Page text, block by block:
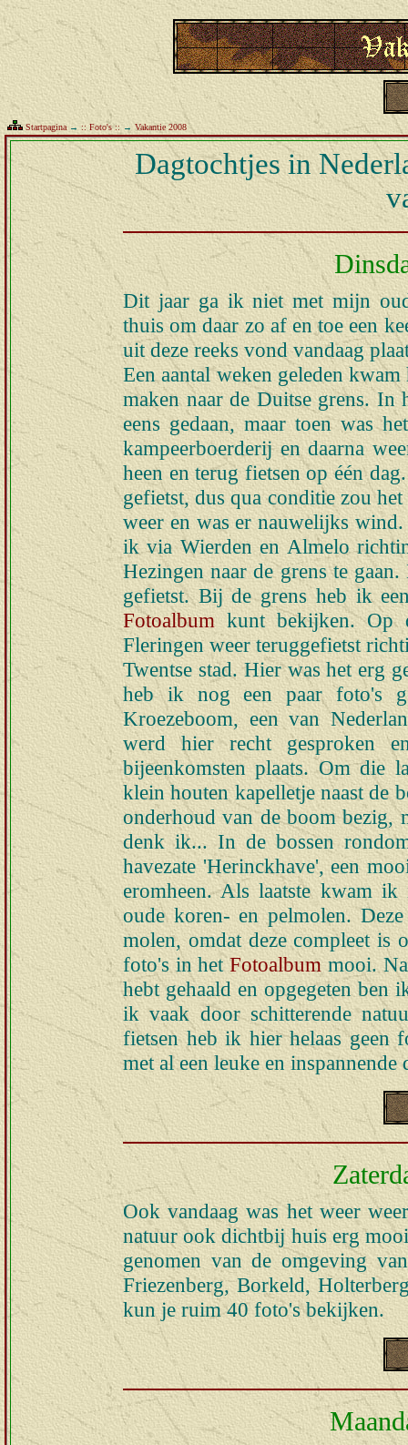
Startpagina → :: Foto's :: → Vakantie 2008
Dagtochtjes in
Dit jaar ga ik niet met mijn
thuis om daar zo af en toe een
uit deze reeks vond vandaag
Een aantal weken geleden
maken naar de Duitse grens. In
eens gedaan, maar toen was
kampeerboerderij en daarna
heen en terug fietsen op één
gefietst, dus qua conditie zou
weer en was er nauwelijks
ik via Wierden en Almelo
Hezingen naar de grens te
gefietst. Bij de grens heb ik
Fotoalbumkunt bekijken. Op
Fleringen weer teruggefietst
Twentse stad. Hier was het erg
heb ik nog een paar foto's
Kroezeboom, een van
werd hier recht gesproken
bijeenkomsten plaats. Om die
klein houten kapelletje naast de
onderhoud van de boom bezig,
denk ik... In de bossen
havezate 'Herinckhave', een
eromheen. Als laatste kwam
oude koren- en pelmolen.
molen, omdat deze compleet
foto's in hetFotoalbummooi. Na
hebt gehaald en opgegeten ben
ik vaak door schitterende
fietsen heb ik hier helaas geen
met al een leuke en
Ook vandaag was het weer
natuur ook dichtbij huis erg
genomen van de omgeving
Friezenberg, Borkeld,
kun je ruim 40 foto's bekijken.